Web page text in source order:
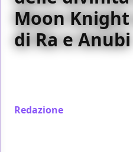
Moon
di Ra e Anubi
Redazione